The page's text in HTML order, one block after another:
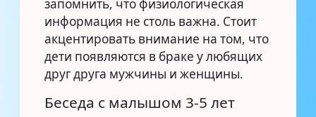
запомнить, что физиологическая
информация не столь важна. Стоит
акцентировать внимание на том, что
дети появляются в браке у любящих
друг друга мужчины и женщины.
Беседа с малышом 3-5 лет